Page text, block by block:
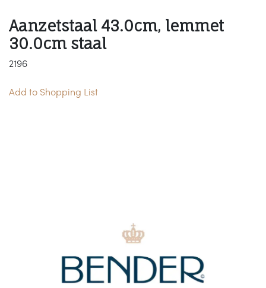
Aanzetstaal 43.0cm, lemmet
30.0cm staal
2196
Add to Shopping List